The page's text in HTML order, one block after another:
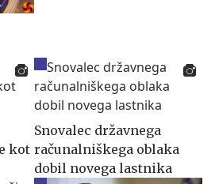
kot
Snovalec državnega
računalniškega oblaka
dobil novega lastnika